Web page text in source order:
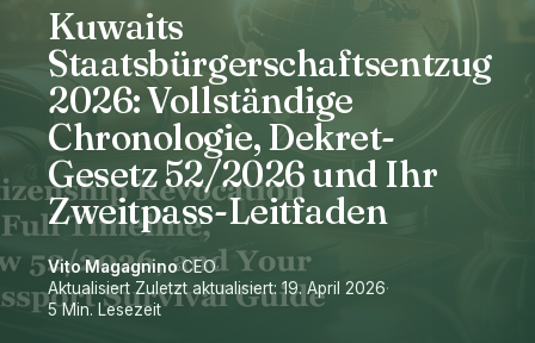
Kuwaits
Staatsbürgerschaftsentzug
2026: Vollständige
Chronologie, Dekret-
Gesetz 52/2026 und Ihr
Zweitpass-Leitfaden
Vito Magagnino·CEO·
Aktualisiert Zuletzt aktualisiert: 19. April 2026·
5 Min. Lesezeit